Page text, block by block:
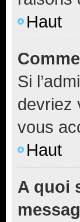
Haut
Si
devriez
vous
Haut
A quoi